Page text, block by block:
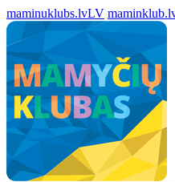
maminuklubs.lvLV